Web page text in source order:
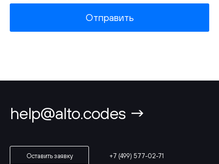
Отправить
help@alto.codes →
Оставить заявку +7 (499) 577-02-71